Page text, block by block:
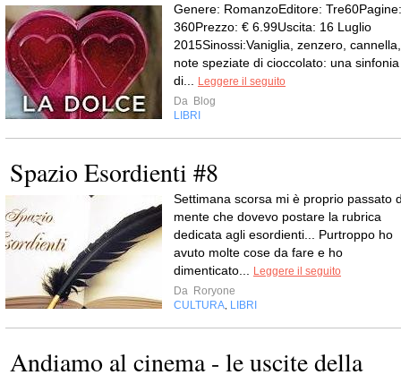
Genere: RomanzoEditore: Tre60Pagine:
360Prezzo: € 6.99Uscita: 16 Luglio
2015Sinossi:Vaniglia, zenzero, cannella,
note speziate di cioccolato: una sinfonia
di...
Leggere il seguito
Da Blog
LIBRI
Spazio Esordienti #8
Settimana scorsa mi è proprio passato
mente che dovevo postare la rubrica
dedicata agli esordienti... Purtroppo ho
avuto molte cose da fare e ho
dimenticato...
Leggere il seguito
Da Roryone
CULTURA LIBRI
Andiamo al cinema - le uscite della